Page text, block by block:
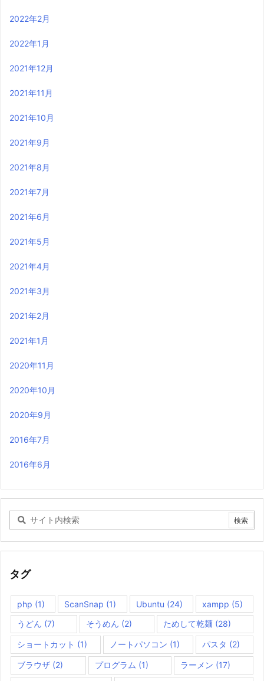
2022年2月
2022年1月
2021年12月
2021年11月
2021年10月
2021年9月
2021年8月
2021年7月
2021年6月
2021年5月
2021年4月
2021年3月
2021年2月
2021年1月
2020年11月
2020年10月
2020年9月
2016年7月
2016年6月
タグ
php (1) ScanSnap (1) Ubuntu (24) xampp (5)
うどん (7) そうめん (2) ためして乾麺 (28)
ショートカット (1) ノートパソコン (1) パスタ (2)
ブラウザ (2) プログラム (1) ラーメン (17)